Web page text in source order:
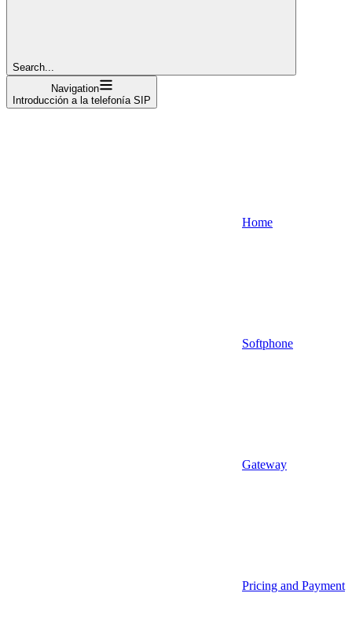
Search...
Navigation
Introducción a la telefonía SIP
Home
Softphone
Gateway
Pricing and Payment